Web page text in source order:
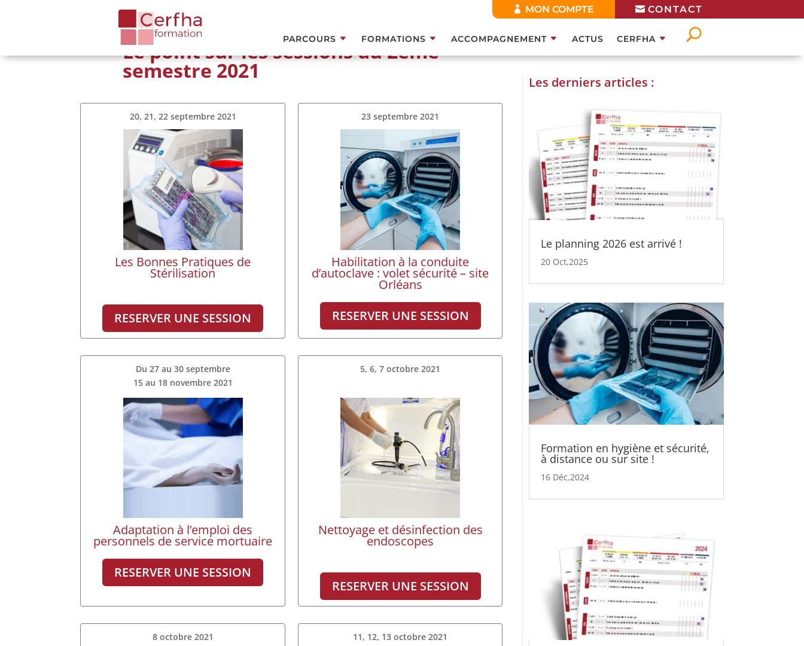
CONTACT
MON COMPTE
PARCOURS FORMATIONS ACCOMPAGNEMENT ACTUS CERFHA
Le point sur les sessions du 2ème semestre 2021
Le point sur les sessions du 2ème
semestre 2021
20, 21, 22 septembre 2021
Les Bonnes Pratiques de
Stérilisation
RESERVER UNE SESSION
23 septembre 2021
Habilitation à la conduite
d’autoclave : volet sécurité – site
Orléans
RESERVER UNE SESSION
Du 27 au 30 septembre
15 au 18 novembre 2021
Adaptation à l’emploi des
personnels de service mortuaire
RESERVER UNE SESSION
5, 6, 7 octobre 2021
Nettoyage et désinfection des
endoscopes
RESERVER UNE SESSION
8 octobre 2021 11, 12, 13 octobre 2021
Les derniers articles :
Le planning 2026 est arrivé !
20 Oct,2025
Formation en hygiène et sécurité,
à distance ou sur site !
16 Déc,2024